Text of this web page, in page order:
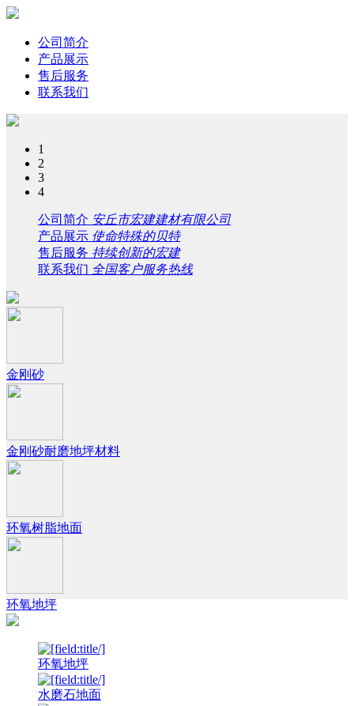
公司简介
产品展示
售后服务
联系我们
1
2
3
4
公司简介 安丘市宏建建材有限公司
产品展示 使命特殊的贝特
售后服务 持续创新的宏建
联系我们 全国客户服务热线
金刚砂
金刚砂耐磨地坪材料
环氧树脂地面
环氧地坪
环氧地坪
水磨石地面